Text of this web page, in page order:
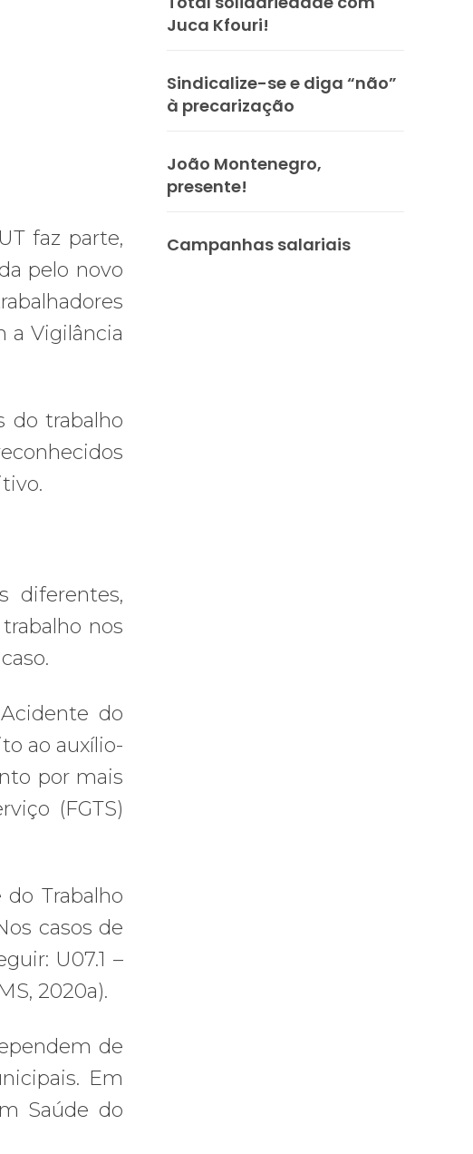
faz parte,
pelo novo
a Vigilância
do trabalho
diferentes,
nos
do
ao auxílio-
por mais
(FGTS)
Trabalho
casos de
U07.1 –
2020a).
de
Em
Saúde do
Juca Kfouri!
Sindicalize-se e diga “não”
à precarização
João Montenegro,
presente!
Campanhas salariais